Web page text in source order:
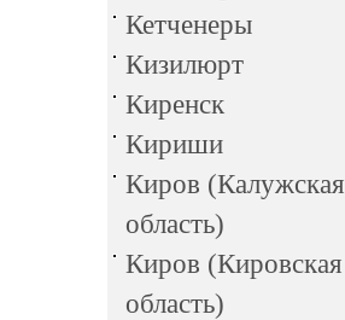
Кетченеры
Кизилюрт
Киренск
Кириши
Киров (Калужская
область)
Киров (Кировская
область)